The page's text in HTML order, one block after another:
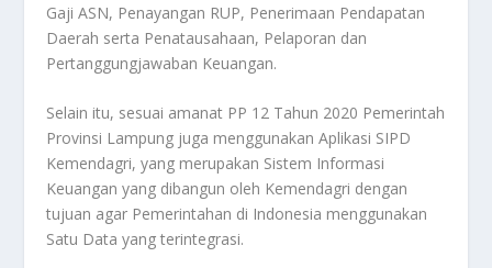
Gaji ASN, Penayangan RUP, Penerimaan Pendapatan
Daerah serta Penatausahaan, Pelaporan dan
Pertanggungjawaban Keuangan.
Selain itu, sesuai amanat PP 12 Tahun 2020 Pemerintah
Provinsi Lampung juga menggunakan Aplikasi SIPD
Kemendagri, yang merupakan Sistem Informasi
Keuangan yang dibangun oleh Kemendagri dengan
tujuan agar Pemerintahan di Indonesia menggunakan
Satu Data yang terintegrasi.